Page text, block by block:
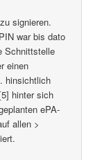
signieren.
war bis dato
Schnittstelle
einen
hinsichtlich
hinter sich
ePA-
allen >